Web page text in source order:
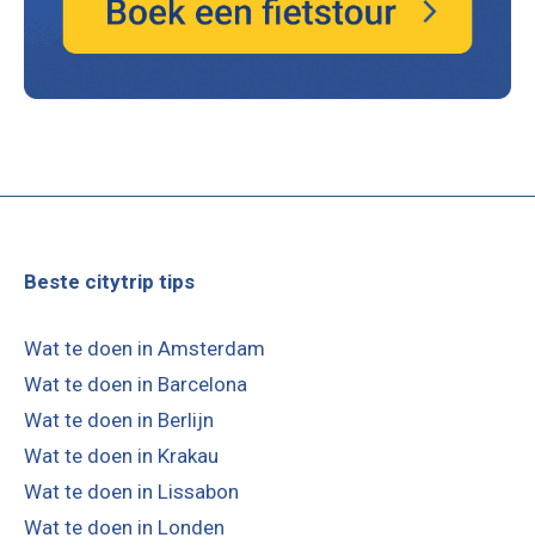
Beste citytrip tips
Wat te doen in Amsterdam
Wat te doen in Barcelona
Wat te doen in Berlijn
Wat te doen in Krakau
Wat te doen in Lissabon
Wat te doen in Londen